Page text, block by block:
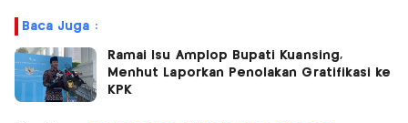
Baca Juga :
Ramai Isu Amplop Bupati Kuansing,
Menhut Laporkan Penolakan Gratifikasi ke
KPK